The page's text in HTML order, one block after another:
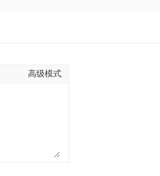
高级模式